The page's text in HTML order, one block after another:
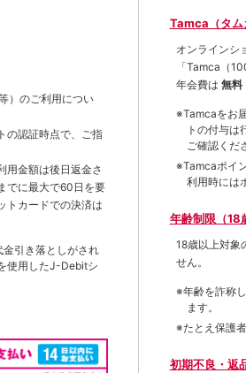
） のご利用につい
の認証時点で、ご指
用金額は後日返金さ
でに最大で60日を要
トカードでの決済は
引き落としがされ
使用したJ-Debitシ
Tamca（タム
オンラインシ
「Tamca （
年会費は 無料
※Tamcaをお
トの付与は
ご確認くだ
※Tamcaポイ
利用時には
年齢制限（18
18歳以上対象
せん。
※年齢を詐称
ます。
※たとえ保護
初期不良・返